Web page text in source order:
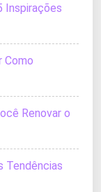
Inspirações
Como
Renovar o
Tendências